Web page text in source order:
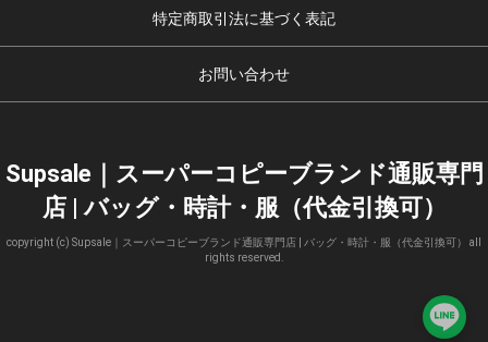
特定商取引法に基づく表記
お問い合わせ
Supsale｜スーパーコピーブランド通販専門
店 | バッグ・時計・服（代金引換可）
copyright (c) Supsale｜スーパーコピーブランド通販専門店 | バッグ・時計・服（代金引換可） all
rights reserved.